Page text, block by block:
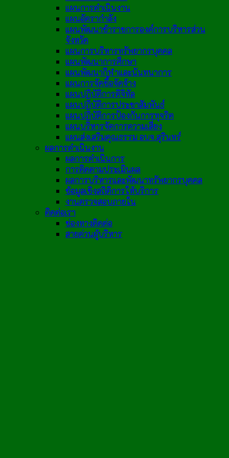
แผนการดำเนินงาน
แผนอัตรากำลัง
แผนพัฒนาข้าราชการองค์การบริหารส่วน
จังหวัด
แผนการบริหารทรัพยากรบุคคล
แผนพัฒนาการศึกษา
แผนพัฒนากีฬาและนันทนาการ
แผนการจัดซื้อจัดจ้าง
แผนปฏิบัติการดิจิทัล
แผนปฏิบัติการประชาสัมพันธ์
แผนปฏิบัติการป้องกันการทุจริต
แผนบริหารจัดการความเสี่ยง
แผนส่งเสริมคุณธรรม อบจ.สุรินทร์
ผลการดำเนินงาน
ผลการดำเนินการ
การติดตามประเมินผล
ผลการบริหารและพัฒนาทรัพยากรบุคคล
ข้อมูลเชิงสถิติการให้บริการ
งานตรวจสอบภายใน
ติดต่อเรา
ช่องทางติดต่อ
สายด่วนผู้บริหาร